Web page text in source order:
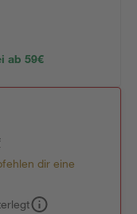
ab 59€
dir eine